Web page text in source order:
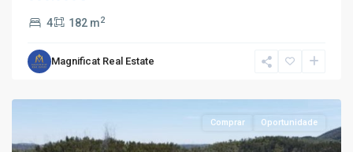
4 182 m2
Magnificat Real Estate
Comprar Oportunidade